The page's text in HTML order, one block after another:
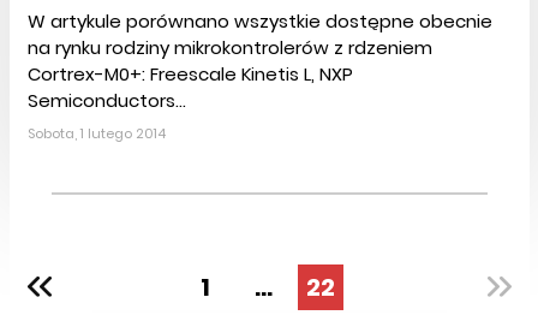
W artykule porównano wszystkie dostępne obecnie
na rynku rodziny mikrokontrolerów z rdzeniem
Cortrex-M0+: Freescale Kinetis L, NXP
Semiconductors...
Sobota, 1 lutego 2014
1 ... 22